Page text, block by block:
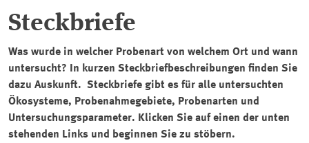
Steckbriefe
Was wurde in welcher Probenart von welchem Ort und wann
untersucht? In kurzen Steckbriefbeschreibungen finden Sie
dazu Auskunft. Steckbriefe gibt es für alle untersuchten
Ökosysteme, Probenahmegebiete, Probenarten und
Untersuchungsparameter. Klicken Sie auf einen der unten
stehenden Links und beginnen Sie zu stöbern.